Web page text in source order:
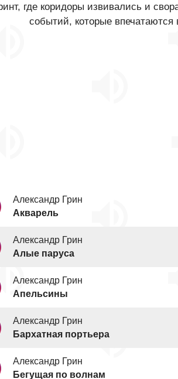
где коридоры извивались и
событий, которые впечатаются
Александр Грин
Акварель
Александр Грин
Алые паруса
Александр Грин
Апельсины
Александр Грин
Бархатная портьера
Александр Грин
Бегущая по волнам